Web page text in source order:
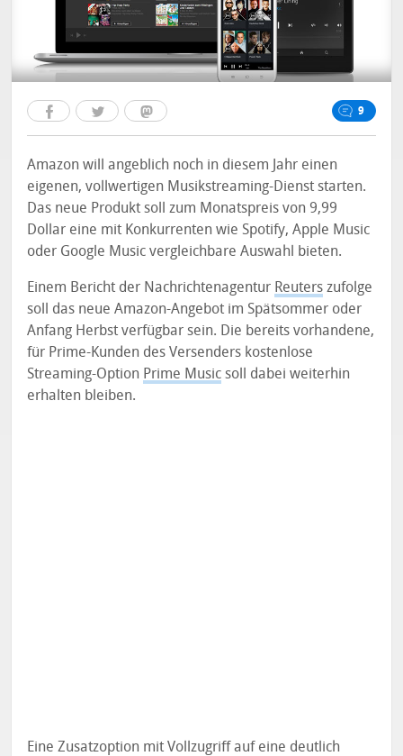
9
Amazon will angeblich noch in diesem Jahr einen
eigenen, vollwertigen Musikstreaming-Dienst starten.
Das neue Produkt soll zum Monatspreis von 9,99
Dollar eine mit Konkurrenten wie Spotify, Apple Music
oder Google Music vergleichbare Auswahl bieten.
Einem Bericht der Nachrichtenagentur Reuters zufolge
soll das neue Amazon-Angebot im Spätsommer oder
Anfang Herbst verfügbar sein. Die bereits vorhandene,
für Prime-Kunden des Versenders kostenlose
Streaming-Option Prime Music soll dabei weiterhin
erhalten bleiben.
Eine Zusatzoption mit Vollzugriff auf eine deutlich